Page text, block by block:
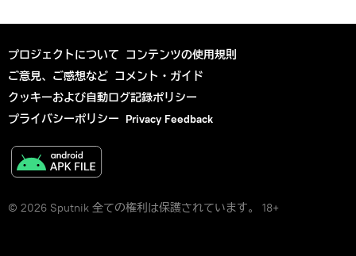
プロジェクトについて コンテンツの使用規則
ご意見、ご感想など コメント・ガイド
クッキーおよび自動ログ記録ポリシー
プライバシーポリシー Privacy Feedback
© 2026 Sputnik 全ての権利は保護されています。 18+